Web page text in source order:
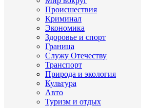
Происшествия
Криминал
Экономика
Здоровье и спорт
Граница
Служу Отечеству
Транспорт
Природа и экология
Культура
Авто
Туризм и отдых